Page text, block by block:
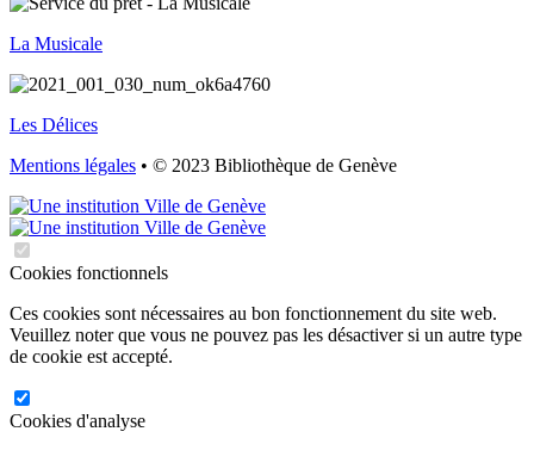
La Musicale
Les Délices
Mentions légales • © 2023 Bibliothèque de Genève
Cookies fonctionnels
Ces cookies sont nécessaires au bon fonctionnement du site web.
Veuillez noter que vous ne pouvez pas les désactiver si un autre type
de cookie est accepté.
Cookies d'analyse